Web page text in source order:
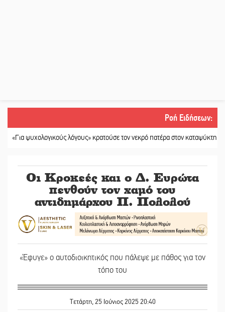
Ροή Ειδήσεων:
λόγους» κρατούσε τον νεκρό πατέρα στον καταψύκτη ||
Οι Κροκεές και ο Δ. Ευρώτα
πενθούν τον χαμό του
αντιδημάρχου Π. Πολολού
«Έφυγε» ο αυτοδιοικητικός που πάλεψε με πάθος για τον
τόπο του
Τετάρτη, 25 Ιούνιος 2025 20:40